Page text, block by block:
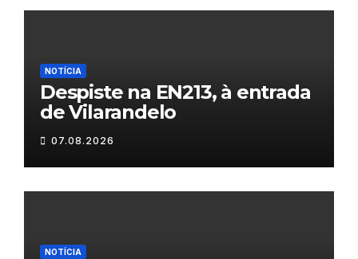
NOTÍCIA
Despiste na EN213, à entrada
de Vilarandelo
07.08.2026
NOTÍCIA